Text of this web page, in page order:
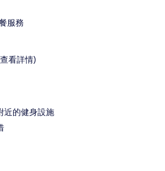
服務
看詳情)
近的健身設施